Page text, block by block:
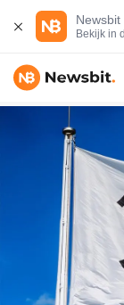
Newsbit
Bekijk in